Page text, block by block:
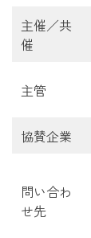
主催／共
催
主管
協賛企業
問い合わ
せ先